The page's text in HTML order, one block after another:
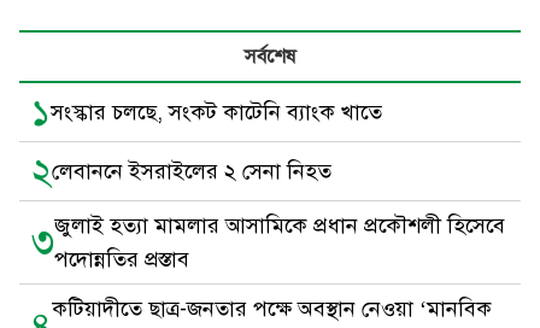
সর্বশেষ
১সংস্কার চলছে, সংকট কাটেনি ব্যাংক খাতে
২লেবাননে ইসরাইলের ২ সেনা নিহত
৩জুলাই হত্যা মামলার আসামিকে প্রধান প্রকৌশলী হিসেবে
পদোন্নতির প্রস্তাব
কটিয়াদীতে ছাত্র-জনতার পক্ষে অবস্থান নেওয়া ‘মানবিক